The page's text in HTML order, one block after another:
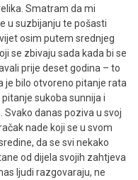
Smatram da mi
u suzbijanju te pošasti
osim putem srednjeg
se zbivaju sada kada bi se
prije deset godina – to
je bilo otvoreno pitanje rata
sukoba sunnija i
Svako danas poziva u svoj
nade koji se u svom
da se svi nekako
od dijela svojih zahtjeva
ljudi razgovaraju, ne